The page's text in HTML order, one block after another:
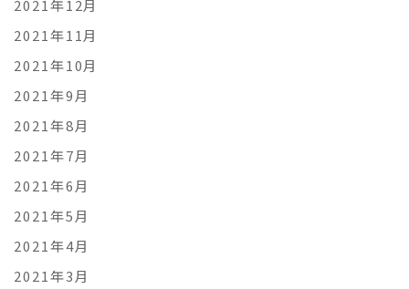
2021年12月
2021年11月
2021年10月
2021年9月
2021年8月
2021年7月
2021年6月
2021年5月
2021年4月
2021年3月